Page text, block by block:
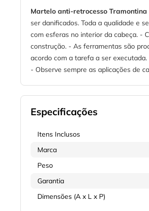
Martelo anti-retrocesso Tramontina
ser danificados. Toda a qualidade e
com esferas no interior da cabeça. -
construção. - As ferramentas são
acordo com a tarefa a ser
- Observe sempre as aplicações de
Especificações
Itens Inclusos
Marca
Peso
Garantia
Dimensões (A x L x P)